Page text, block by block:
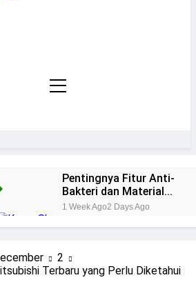
Pentingnya Fitur Anti-
Bakteri dan Material
Aman pada Kran Cuci
1 Week Ago2 Days Ago
Mount Bath
Ingin Tampil Mewah? Intip 5 Model
Kran Air Premium untuk Rumah
2
Terbaru yang Perlu Diketahui